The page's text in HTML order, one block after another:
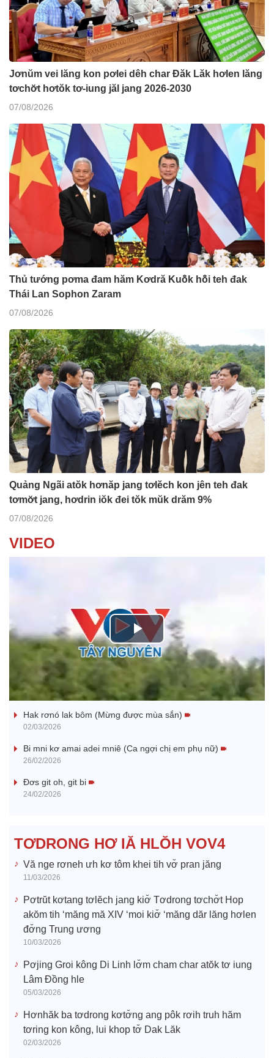
Jơnŭm vei lăng kon pơlei dêh char Đăk Lăk hơlen lăng
tơchơ̆t hơtŏk tơ-iung jăl jang 2026-2030
07/08/2026
Thủ tướng pơma đam hăm Kơdră Kuô̆k hô̆i teh đak
Thái Lan Sophon Zaram
07/08/2026
Quảng Ngãi atŏk hơnăp jang tơlĕch kon jên teh đak
tơmơ̆t jang, hơdrin iŏk đei tŏk mŭk drăm 9%
07/08/2026
VIDEO
P
a
V
e
o
Nhớ bạn
Hak rơnó lak bôm (Mừng được mùa sắn)
02/03/2026
Bi mni kơ amai adei mniê (Ca ngợi chị em phụ nữ)
26/02/2026
Đơs git oh, git bi
24/02/2026
TƠDRONG HƠ IĂ HLŎH VOV4
Vă nge rơneh ưh kơ tôm khei tih vơ̆ pran jăng
11/03/2026
Pơtrŭt kơtang tơlĕch jang kiơ̆ Tơdrong tơchơ̆t Hop
akŏm tih ‘măng mă XIV ‘moi kiơ̆ ‘măng dăr lăng hơlen
đơ̆ng Trung ương
10/03/2026
Pơjing Groi kông Di Linh lơ̆m cham char atŏk tơ iung
Lâm Đồng hle
05/03/2026
Hơnhăk ba tơdrong kơtơ̆ng ang pôk rơih truh hăm
tơring kon kông, lui khop tơ̆ Dak Lăk
02/03/2026